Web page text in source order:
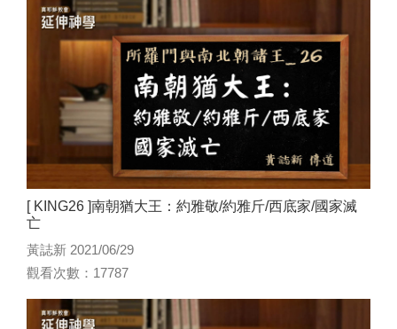
[ KING26 ]南朝猶大王：約雅敬/約雅斤/西底家/國家滅
亡
黃誌新 2021/06/29
觀看次數：17787